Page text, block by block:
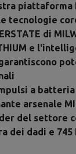
piattaforma
tecnologie
di
e
garantiscono
a
arsenale
del settore
dei dadi e 745